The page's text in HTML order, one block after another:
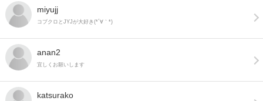
miyujj
コブクロとJYJが大好き(*´∀｀*)
anan2
宜しくお願いします
katsurako